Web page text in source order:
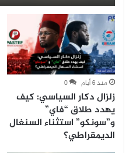
منذ 6 أيام 0
زلزال دكار السياسي: كيف
يهدد طلاق “فاي”
و”سونكو” استثناء السنغال
الديمقراطي؟